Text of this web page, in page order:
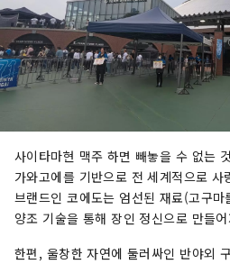
사이타마현 맥주 하면 빼놓을 수 없는
가와고에를 기반으로 전 세계적으로
브랜드인 코에도는 엄선된 재료(고구
양조 기술을 통해 장인 정신으로 만들
한편, 울창한 자연에 둘러싸인 반야외